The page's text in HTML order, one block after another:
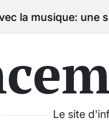
une signature
Le site